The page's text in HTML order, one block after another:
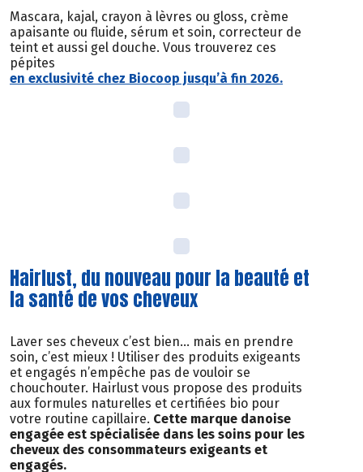
Mascara, kajal, crayon à lèvres ou gloss, crème
apaisante ou fluide, sérum et soin, correcteur de
teint et aussi gel douche. Vous trouverez ces
pépites
en exclusivité chez Biocoop jusqu’à fin 2026.
Hairlust, du nouveau pour la beauté et
la santé de vos cheveux
Laver ses cheveux c’est bien… mais en prendre
soin, c’est mieux ! Utiliser des produits exigeants
et engagés n’empêche pas de vouloir se
chouchouter. Hairlust vous propose des produits
aux formules naturelles et certifiées bio pour
votre routine capillaire. Cette marque danoise
engagée est spécialisée dans les soins pour les
cheveux des consommateurs exigeants et
engagés.